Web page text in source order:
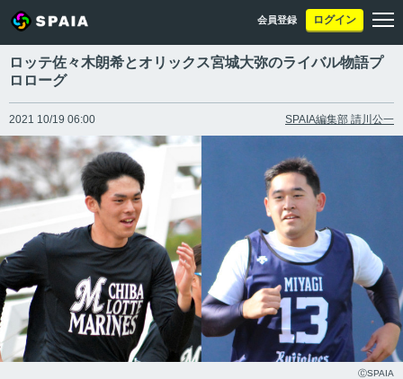
会員登録 ログイン
ロッテ佐々木朗希とオリックス宮城大弥のライバル物語プ
ロローグ
2021 10/19 06:00 SPAIA編集部 請川公一
ⒸSPAIA